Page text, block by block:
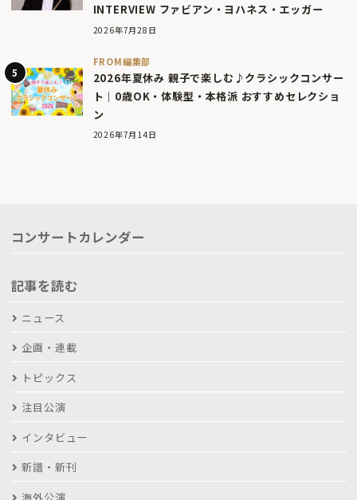
INTERVIEW ファビアン・ヨハネス・エッガー
2026年7月28日
FROM編集部
2026年夏休み 親子で楽しむ♪クラシックコンサー
ト｜0歳OK・体験型・本格派 おすすめセレクショ
ン
2026年7月14日
コンサートカレンダー
記事を読む
ニュース
企画・連載
トピックス
注目公演
インタビュー
新譜・新刊
海外公演